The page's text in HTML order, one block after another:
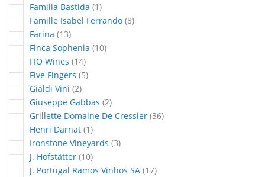
Familia Bastida 1article
Famille Isabel Ferrando 8articles
Farina 13articles
Finca Sophenia 10articles
FIO Wines 14articles
Five Fingers 5articles
Gialdi Vini 2articles
Giuseppe Gabbas 2articles
Grillette Domaine De Cressier 36articles
Henri Darnat 1article
Ironstone Vineyards 3articles
J. Hofstätter 10articles
J. Portugal Ramos Vinhos SA 17articles